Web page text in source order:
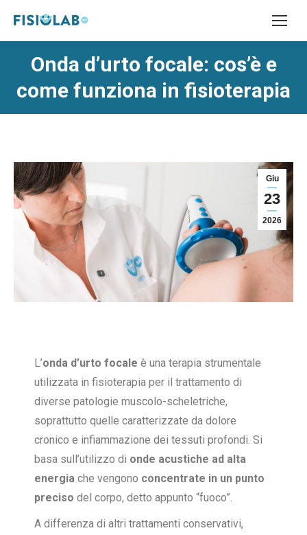
Onda d’urto focale: cos’è e
come funziona in fisioterapia
Giu
23
2026
L’onda d’urto focale è una terapia strumentale
utilizzata in fisioterapia per il trattamento di
diverse patologie muscolo-scheletriche,
soprattutto quelle caratterizzate da dolore
cronico e infiammazione dei tessuti profondi. Si
basa sull’utilizzo di onde acustiche ad alta
energia che vengono concentrate in un punto
preciso del corpo, detto appunto “fuoco”.
A differenza di altri trattamenti conservativi,